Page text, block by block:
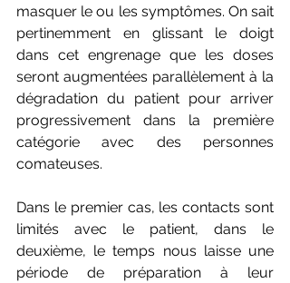
masquer le ou les symptômes. On sait
pertinemment en glissant le doigt
dans cet engrenage que les doses
seront augmentées parallèlement à la
dégradation du patient pour arriver
progressivement dans la première
catégorie avec des personnes
comateuses.
Dans le premier cas, les contacts sont
limités avec le patient, dans le
deuxième, le temps nous laisse une
période de préparation à leur